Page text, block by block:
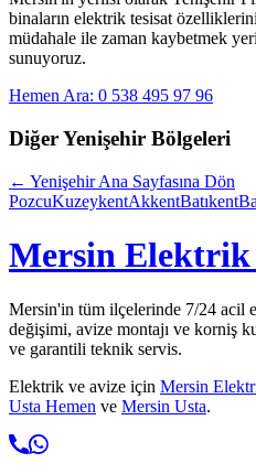
binaların elektrik tesisat
müdahale ile zaman kaybetmek
sunuyoruz.
Hemen Ara: 0 538 495 97 96
DiğerYenişehir Bölgeleri
← YenişehirAna Sayfasına Dön
PozcuKuzeykentAkkentBatıkent
Mersin
Mersin'in tüm ilçelerinde 7/24 acil
değişimi, avize montajı ve korniş
ve garantili teknik servis.
Elektrik ve avize için Mersin
Usta Hemen ve Mersin Usta.